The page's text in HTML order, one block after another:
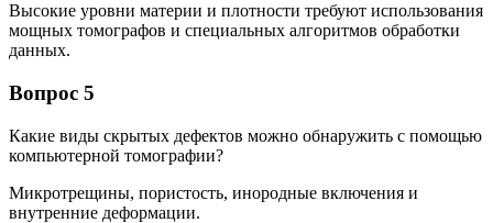
Высокие уровни материи и плотности требуют использования
мощных томографов и специальных алгоритмов обработки
данных.
Вопрос 5
Какие виды скрытых дефектов можно обнаружить с помощью
компьютерной томографии?
Микротрещины, пористость, инородные включения и
внутренние деформации.